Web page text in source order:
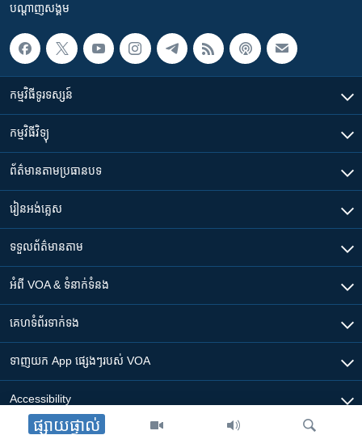
ផ្សាយផ្ទាល់
បណ្តាញ​សង្គម
កម្មវិធី​ទូរទស្សន៍
កម្មវិធី​វិទ្យុ
ព័ត៌មាន​តាមប្រធានបទ​
រៀន​​អង់គ្លេស
ទទួល​ព័ត៌មាន​តាម
អំពី​ VOA & ទំនាក់ទំនង
គេហទំព័រ​​ទាក់ទង
ទាញយក​ App ផ្សេងៗ​របស់​ VOA
Accessibility